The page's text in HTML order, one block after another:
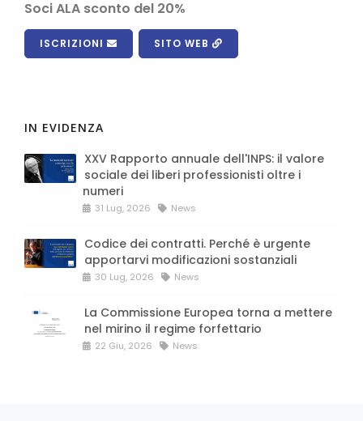
Soci ALA sconto del 20%
ISCRIZIONI SITO WEB
IN EVIDENZA
XXV Rapporto annuale dell'INPS: il valore
sociale dei liberi professionisti oltre i
numeri
31 Lug, 2026 News
Codice dei contratti. Perché è urgente
apportarvi modificazioni sostanziali
30 Lug, 2026 News
La Commissione Europea torna a mettere
nel mirino il regime forfettario
22 Giu, 2026 News